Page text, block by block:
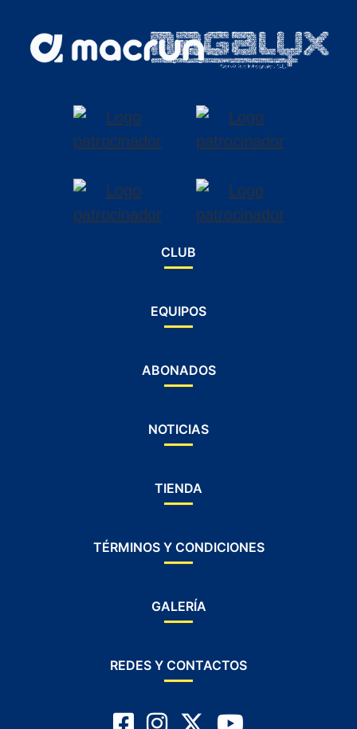
CLUB
EQUIPOS
ABONADOS
NOTICIAS
TIENDA
TÉRMINOS Y CONDICIONES
GALERÍA
REDES Y CONTACTOS